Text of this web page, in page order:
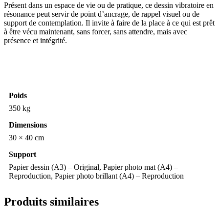
Présent dans un espace de vie ou de pratique, ce dessin vibratoire en
résonance peut servir de point d’ancrage, de rappel visuel ou de
support de contemplation. Il invite à faire de la place à ce qui est prêt
à être vécu maintenant, sans forcer, sans attendre, mais avec
présence et intégrité.
Poids
350 kg
Dimensions
30 × 40 cm
Support
Papier dessin (A3) – Original, Papier photo mat (A4) –
Reproduction, Papier photo brillant (A4) – Reproduction
Produits similaires